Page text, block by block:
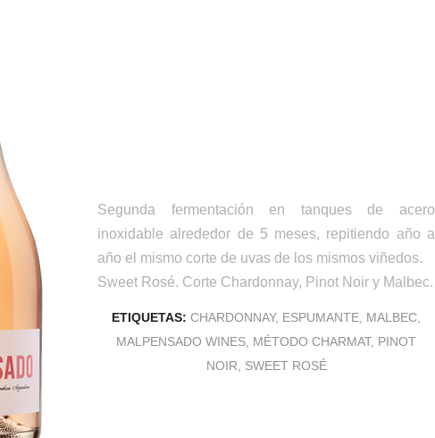
Segunda fermentación en tanques de acero
inoxidable alrededor de 5 meses, repitiendo año a
año el mismo corte de uvas de los mismos viñedos.
Sweet Rosé. Corte Chardonnay, Pinot Noir y Malbec.
ETIQUETAS: CHARDONNAY, ESPUMANTE, MALBEC,
MALPENSADO WINES, MÉTODO CHARMAT, PINOT
NOIR, SWEET ROSÉ